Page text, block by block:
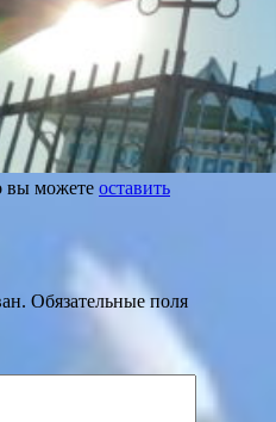
вы можете оставить
Обязательные поля